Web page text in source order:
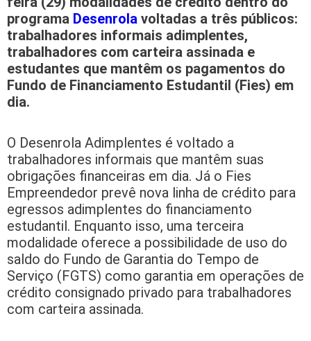
programa Desenrola voltadas a três públicos:
trabalhadores informais adimplentes,
trabalhadores com carteira assinada e
estudantes que mantêm os pagamentos do
Fundo de Financiamento Estudantil (Fies) em
dia.
O Desenrola Adimplentes é voltado a
trabalhadores informais que mantêm suas
obrigações financeiras em dia. Já o Fies
Empreendedor prevê nova linha de crédito para
egressos adimplentes do financiamento
estudantil. Enquanto isso, uma terceira
modalidade oferece a possibilidade de uso do
saldo do Fundo de Garantia do Tempo de
Serviço (FGTS) como garantia em operações de
crédito consignado privado para trabalhadores
com carteira assinada.